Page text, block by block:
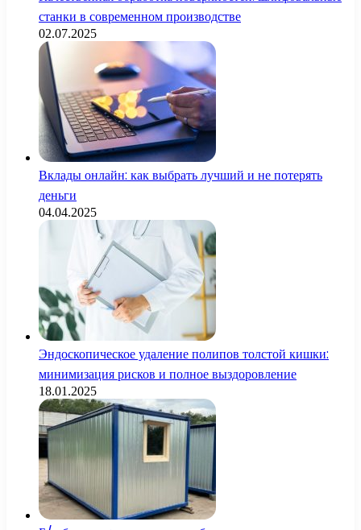
станки в современном производстве
02.07.2025
Вклады онлайн: как выбрать лучший и не потерять
деньги
04.04.2025
Эндоскопическое удаление полипов толстой кишки:
минимизация рисков и полное выздоровление
18.01.2025